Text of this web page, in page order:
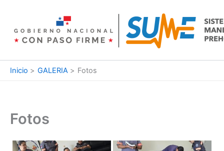
contenido
Inicio GALERIA Fotos
Fotos